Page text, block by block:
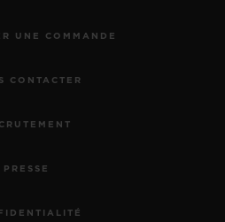
UNE COMMANDE
CONTACTER
PRESSE